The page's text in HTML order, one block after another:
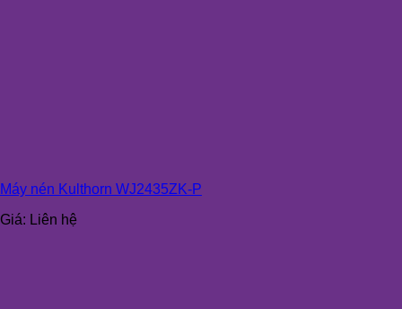
Máy nén Kulthorn WJ2435ZK-P
Giá: Liên hệ